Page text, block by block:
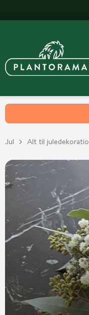
Jul Alt til